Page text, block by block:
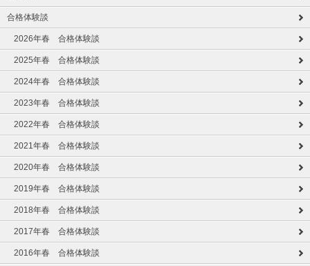
合格体験談
2026年春 合格体験談
2025年春 合格体験談
2024年春 合格体験談
2023年春 合格体験談
2022年春 合格体験談
2021年春 合格体験談
2020年春 合格体験談
2019年春 合格体験談
2018年春 合格体験談
2017年春 合格体験談
2016年春 合格体験談